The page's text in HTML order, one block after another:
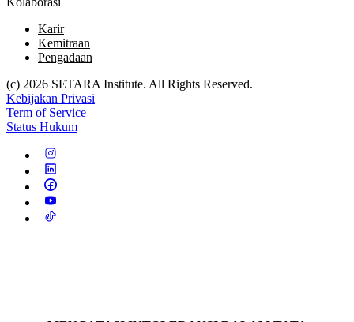
Karir
Kemitraan
Pengadaan
(c) 2026 SETARA Institute. All Rights Reserved.
Kebijakan Privasi
Term of Service
Status Hukum